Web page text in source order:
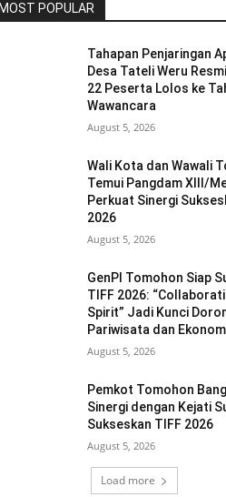
MOST POPULAR
Tahapan Penjaringan
Desa Tateli Weru
22 Peserta Lolos ke
Wawancara
August 5, 2026
Wali Kota dan Wawali
Temui Pangdam XIII/
Perkuat Sinergi
2026
August 5, 2026
GenPI Tomohon Siap
TIFF 2026:
Spirit” Jadi Kunci
Pariwisata dan
August 5, 2026
Pemkot Tomohon
Sinergi dengan Kejati
Sukseskan TIFF 2026
August 5, 2026
Load more